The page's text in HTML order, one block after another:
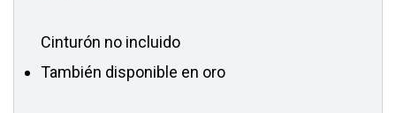
Cinturón no incluido
También disponible en oro